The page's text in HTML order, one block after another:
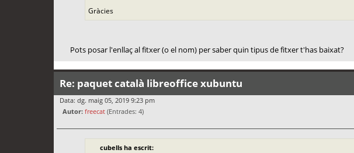
Gràcies
Pots posar l'enllaç al fitxer (o el nom) per saber quin tipus de fitxer t'has baixat?
Re: paquet català libreoffice xubuntu
Data: dg. maig 05, 2019 9:23 pm
Autor: freecat (Entrades: 4)
cubells ha escrit: